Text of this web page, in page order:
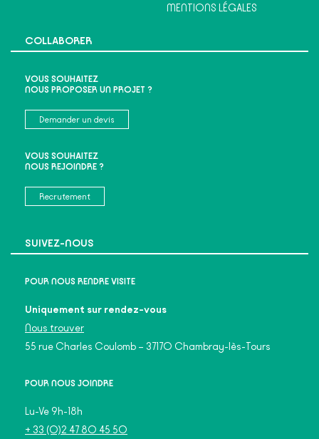
COLLABORER
SUIVEZ-NOUS
MENTIONS LÉGALES
VOUS SOUHAITEZ
NOUS PROPOSER UN PROJET ?
Demander un devis
VOUS SOUHAITEZ
NOUS REJOINDRE ?
Recrutement
POUR NOUS RENDRE VISITE
Uniquement sur rendez-vous
Nous trouver
55 rue Charles Coulomb – 37170 Chambray-lès-Tours
POUR NOUS JOINDRE
Lu-Ve 9h-18h
+ 33 (0)2 47 80 45 50